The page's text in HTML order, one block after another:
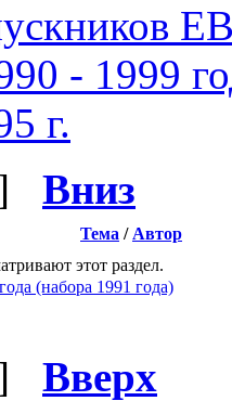
- 1999
г.
Вниз
Тема / Автор
этот раздел.
(набора 1991 года)
Вверх